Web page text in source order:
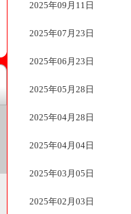
2025年09月11日
2025年07月23日
2025年06月23日
2025年05月28日
2025年04月28日
2025年04月04日
2025年03月05日
2025年02月03日